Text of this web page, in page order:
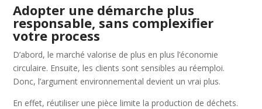
Adopter une démarche plus
responsable, sans complexifier
votre process
D’abord, le marché valorise de plus en plus l’économie
circulaire. Ensuite, les clients sont sensibles au réemploi.
Donc, l’argument environnemental devient un vrai plus.
En effet, réutiliser une pièce limite la production de déchets.